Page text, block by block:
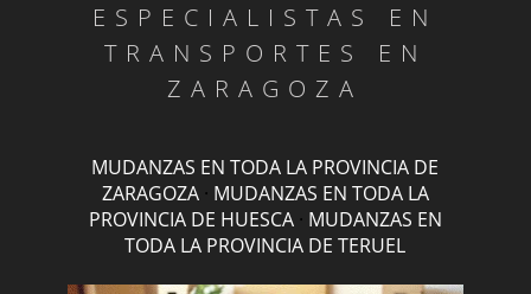
ESPECIALISTAS EN
TRANSPORTES EN
ZARAGOZA
MUDANZAS EN TODA LA PROVINCIA DE
ZARAGOZA· MUDANZAS EN TODA LA
PROVINCIA DE HUESCA· MUDANZAS EN
TODA LA PROVINCIA DE TERUEL